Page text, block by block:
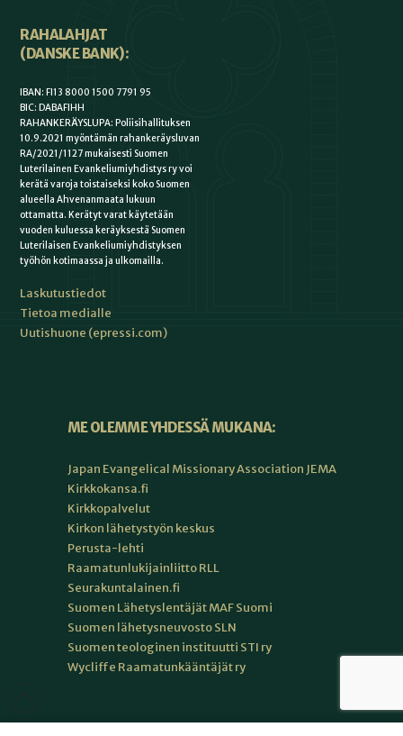
RAHALAHJAT
(DANSKE BANK):
IBAN: FI13 8000 1500 7791 95
BIC: DABAFIHH
RAHANKERÄYSLUPA: Poliisihallituksen
10.9.2021 myöntämän rahankeräysluvan
RA/2021/1127 mukaisesti Suomen
Luterilainen Evankeliumiyhdistys ry voi
kerätä varoja toistaiseksi koko Suomen
alueella Ahvenanmaata lukuun
ottamatta. Kerätyt varat käytetään
vuoden kuluessa keräyksestä Suomen
Luterilaisen Evankeliumiyhdistyksen
työhön kotimaassa ja ulkomailla.
Laskutustiedot
Tietoa medialle
Uutishuone (epressi.com)
ME OLEMME YHDESSÄ MUKANA:
Japan Evangelical Missionary Association JEMA
Kirkkokansa.fi
Kirkkopalvelut
Kirkon lähetystyön keskus
Perusta-lehti
Raamatunlukijainliitto RLL
Seurakuntalainen.fi
Suomen Lähetyslentäjät MAF Suomi
Suomen lähetysneuvosto SLN
Suomen teologinen instituutti STI ry
Wycliffe Raamatunkääntäjät ry